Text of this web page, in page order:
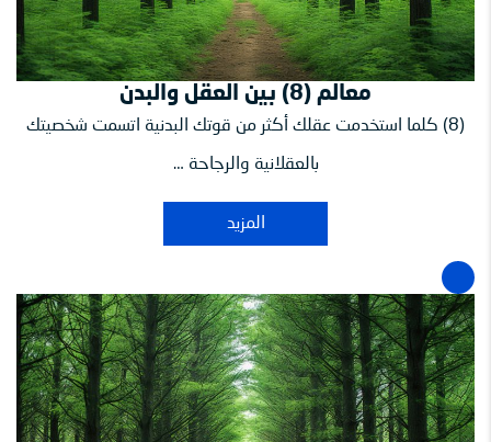
معالم (8) بين العقل والبدن
(8) كلما استخدمت عقلك أكثر من قوتك البدنية اتسمت شخصيتك
بالعقلانية والرجاحة …
المزيد